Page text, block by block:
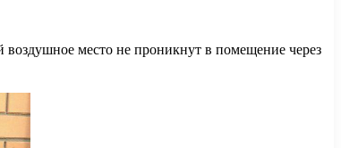
воздушное место не проникнут в помещение через